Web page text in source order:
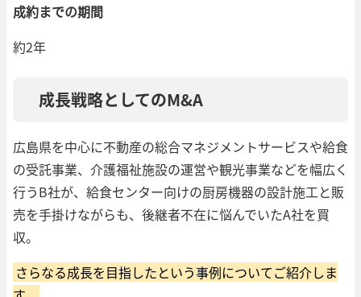
成約までの期間
約2年
成長戦略としてのM&A
広島県を中心に不動産の総合マネジメントサービスや給食
の受託事業、介護福祉施設の運営や観光事業などを幅広く
行うB社が、給食センター向けの厨房機器の設計施工と販
売を手掛けながらも、後継者不在に悩んでいたA社を買
収。
さらなる成長を目指したという事例についてご紹介しま